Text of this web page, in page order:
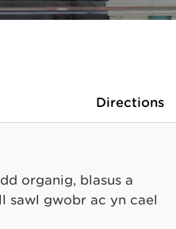
Directions
organig, blasus a
sawl gwobr ac yn cael